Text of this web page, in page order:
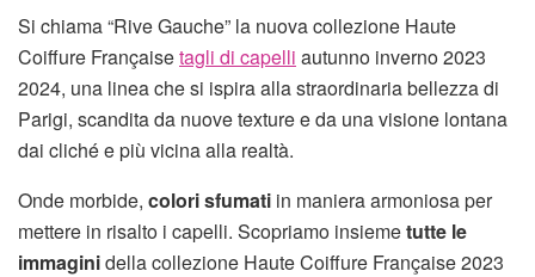
Si chiama “Rive Gauche” la nuova collezione Haute
Coiffure Françaisetagli di capelli autunno inverno 2023
2024, una linea che si ispira alla straordinaria bellezza di
Parigi, scandita da nuove texture e da una visione lontana
dai cliché e più vicina alla realtà.
Onde morbide, colori sfumati in maniera armoniosa per
mettere in risalto i capelli. Scopriamo insiemetutte le
immaginidella collezione Haute Coiffure Française 2023